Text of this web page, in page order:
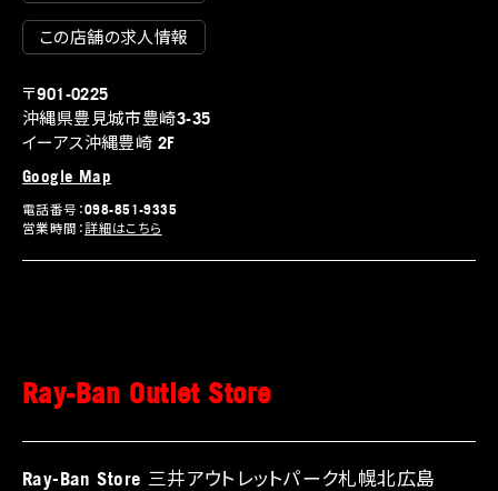
この店舗の求人情報
〒901-0225
沖縄県豊見城市豊崎3-35
イーアス沖縄豊崎 2F
Google Map
電話番号：098-851-9335
営業時間：詳細はこちら
Ray-Ban Outlet Store
Ray-Ban Store 三井アウトレットパーク札幌北広島